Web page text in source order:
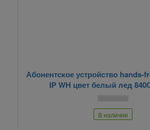
Абонентское устройство hands-
IP WH цвет белый лед
В наличии